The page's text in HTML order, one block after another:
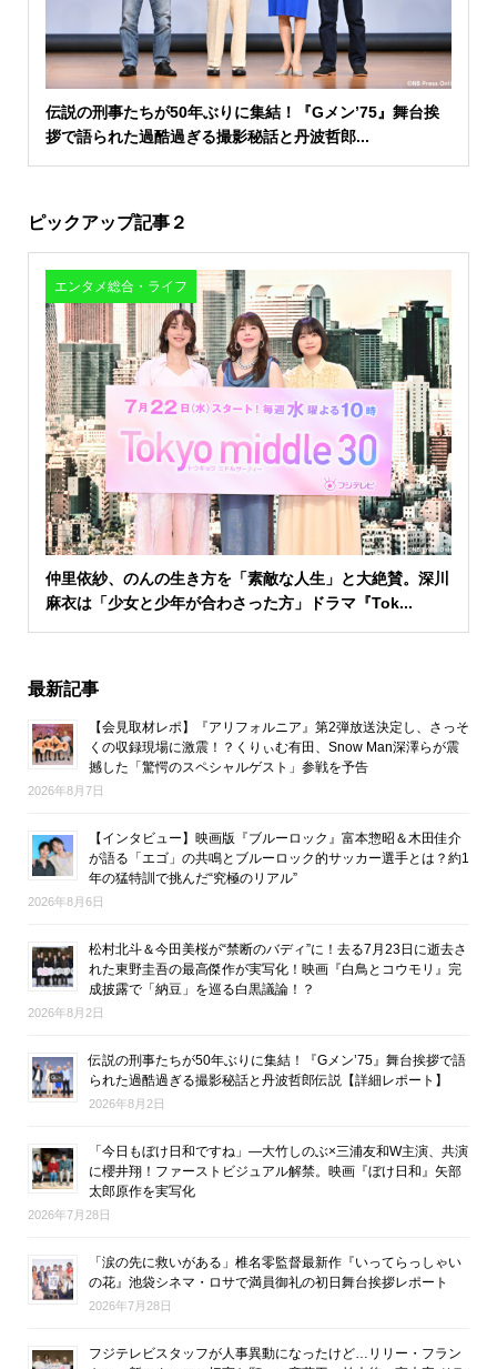
伝説の刑事たちが50年ぶりに集結！『Gメン’75』舞台挨
拶で語られた過酷過ぎる撮影秘話と丹波哲郎...
ピックアップ記事２
エンタメ総合・ライフ
仲里依紗、のんの生き方を「素敵な人生」と大絶賛。深川
麻衣は「少女と少年が合わさった方」ドラマ『Tok...
最新記事
【会見取材レポ】『アリフォルニア』第2弾放送決定し、さっそ
くの収録現場に激震！？くりぃむ有田、Snow Man深澤らが震
撼した「驚愕のスペシャルゲスト」参戦を予告
2026年8月7日
【インタビュー】映画版『ブルーロック』富本惣昭＆木田佳介
が語る「エゴ」の共鳴とブルーロック的サッカー選手とは？約1
年の猛特訓で挑んだ“究極のリアル”
2026年8月6日
松村北斗＆今田美桜が“禁断のバディ”に！去る7月23日に逝去さ
れた東野圭吾の最高傑作が実写化！映画『白鳥とコウモリ』完
成披露で「納豆」を巡る白黒議論！？
2026年8月2日
伝説の刑事たちが50年ぶりに集結！『Gメン’75』舞台挨拶で語
られた過酷過ぎる撮影秘話と丹波哲郎伝説【詳細レポート】
2026年8月2日
「今日もぼけ日和ですね」―大竹しのぶ×三浦友和W主演、共演
に櫻井翔！ファーストビジュアル解禁。映画『ぼけ日和』矢部
太郎原作を実写化
2026年7月28日
「涙の先に救いがある」椎名零監督最新作『いってらっしゃい
の花』池袋シネマ・ロサで満員御礼の初日舞台挨拶レポート
2026年7月28日
フジテレビスタッフが人事異動になったけど…リリー・フラン